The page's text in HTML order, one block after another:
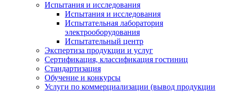
Испытания и исследования
Испытания и исследования
Испытательная лаборатория
электрооборудования
Испытательный центр
Экспертиза продукции и услуг
Сертификация, классификация гостиниц
Стандартизация
Обучение и конкурсы
Услуги по коммерциализации (вывод продукции